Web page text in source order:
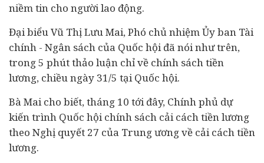
niềm tin cho người lao động.
Đại biểu Vũ Thị Lưu Mai, Phó chủ nhiệm Ủy ban Tài
chính - Ngân sách của Quốc hội đã nói như trên,
trong 5 phút thảo luận chỉ về chính sách tiền
lương, chiều ngày 31/5 tại Quốc hội.
Bà Mai cho biết, tháng 10 tới đây, Chính phủ dự
kiến trình Quốc hội chính sách cải cách tiền lương
theo Nghị quyết 27 của Trung ương về cải cách tiền
lương.